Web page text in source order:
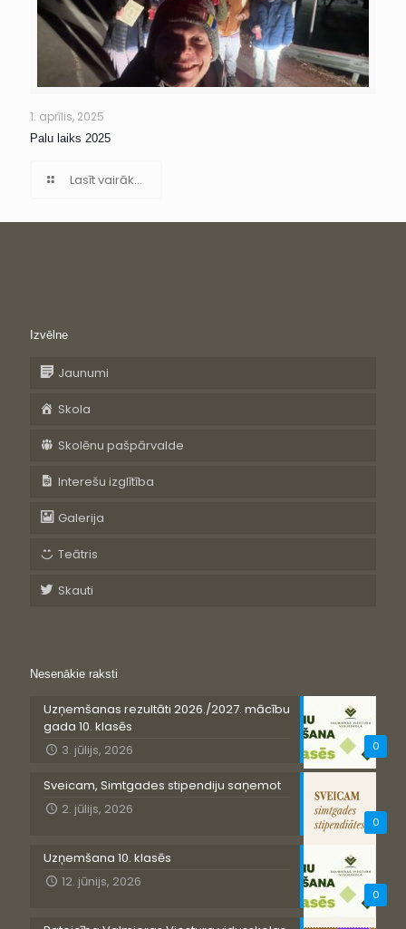
1. aprīlis, 2025
Palu laiks 2025
Lasīt vairāk...
Izvēlne
Jaunumi
Skola
Skolēnu pašpārvalde
Interešu izglītība
Galerija
Teātris
Skauti
Nesenākie raksti
0
Uzņemšanas rezultāti 2026./2027. mācību
gada 10. klasēs
3. jūlijs, 2026
0
Sveicam, Simtgades stipendiju saņemot
2. jūlijs, 2026
0
Uzņemšana 10. klasēs
12. jūnijs, 2026